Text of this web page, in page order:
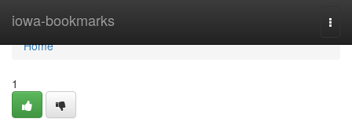
iowa-bookmarks
Home
Home
1